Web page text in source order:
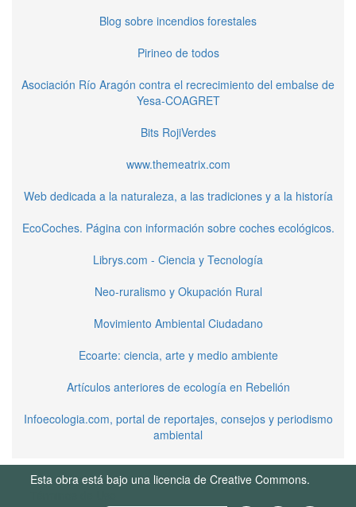
Blog sobre incendios forestales
Pirineo de todos
Asociación Río Aragón contra el recrecimiento del embalse de
Yesa-COAGRET
Bits RojiVerdes
www.themeatrix.com
Web dedicada a la naturaleza, a las tradiciones y a la historía
EcoCoches. Página con información sobre coches ecológicos.
Librys.com - Ciencia y Tecnología
Neo-ruralismo y Okupación Rural
Movimiento Ambiental Ciudadano
Ecoarte: ciencia, arte y medio ambiente
Artículos anteriores de ecología en Rebelión
Infoecologia.com, portal de reportajes, consejos y periodismo
ambiental
Esta obra está bajo una licencia de Creative Commons.